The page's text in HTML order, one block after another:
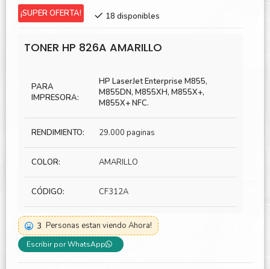
original
S/1,955.00.
¡SUPER OFERTA! 18 disponibles
TONER HP 826A AMARILLO
PARA
IMPRESORA:
HP LaserJet Enterprise M855,
M855DN, M855XH, M855X+,
M855X+ NFC.
RENDIMIENTO: 29.000 paginas
COLOR: AMARILLO
CÓDIGO: CF312A
3 Personas estan viendo Ahora!
Escribir por WhatsApp